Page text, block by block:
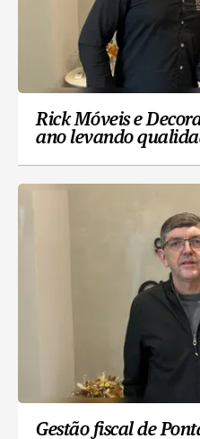
Rick Móveis e
ano levando
Gestão fiscal de